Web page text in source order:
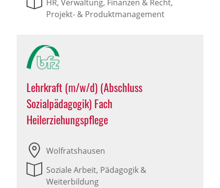
HR, Verwaltung, Finanzen & Recht,
Projekt- & Produktmanagement
Lehrkraft (m/w/d) (Abschluss
Sozialpädagogik) Fach
Heilerziehungspflege
Wolfratshausen
Soziale Arbeit, Pädagogik &
Weiterbildung